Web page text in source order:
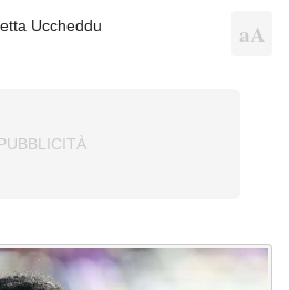
Uccheddu